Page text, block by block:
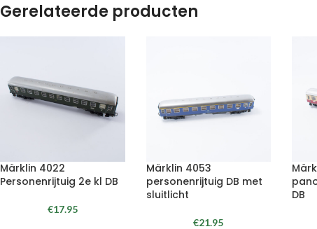
Gerelateerde producten
Märklin 4022
Personenrijtuig 2e kl DB
€17.95
Märklin 4053
personenrijtuig DB met
sluitlicht
€21.95
DB